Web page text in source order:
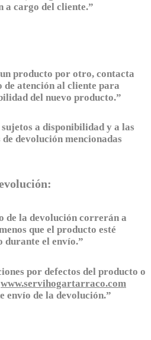
a cargo del cliente.”
producto por otro, contacta
de atención al cliente para
del nuevo producto.”
a disponibilidad y a las
devolución mencionadas
de la devolución correrán a
que el producto esté
durante el envío.”
por defectos del producto o
www.servihogartarraco.com
envío de la devolución.”